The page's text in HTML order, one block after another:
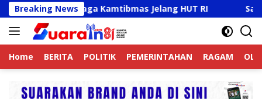
Langsung
ke
konten
Breaking News
Aktif Jaga Kamtibmas Jelang HUT RI Sambut HUT
Home BERITA POLITIK PEMERINTAHAN RAGAM